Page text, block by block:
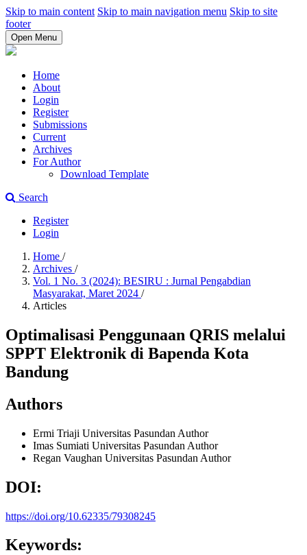
Skip to main content Skip to main navigation menu Skip to site
footer
Open Menu
Home
About
Login
Register
Submissions
Current
Archives
For Author
Download Template
Search
Register
Login
Home /
Archives /
Vol. 1 No. 3 (2024): BESIRU : Jurnal Pengabdian
Masyarakat, Maret 2024 /
Articles
Optimalisasi Penggunaan QRIS melalui
SPPT Elektronik di Bapenda Kota
Bandung
Authors
Ermi Triaji Universitas Pasundan Author
Imas Sumiati Universitas Pasundan Author
Regan Vaughan Universitas Pasundan Author
DOI:
https://doi.org/10.62335/79308245
Keywords: